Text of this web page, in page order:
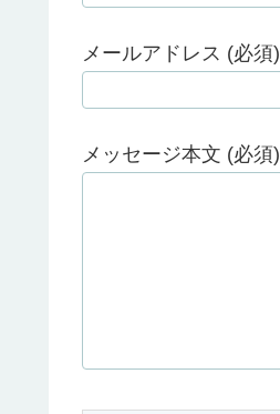
メールアドレス (必須)
メッセージ本文 (必須)